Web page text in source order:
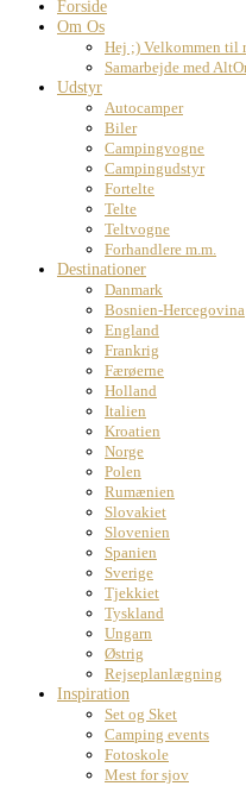
Forside
Om Os
Hej ;) Velkommen til
Samarbejde med
Udstyr
Autocamper
Biler
Campingvogne
Campingudstyr
Fortelte
Telte
Teltvogne
Forhandlere m.m.
Destinationer
Danmark
Bosnien-Hercegovina
England
Frankrig
Færøerne
Holland
Italien
Kroatien
Norge
Polen
Rumænien
Slovakiet
Slovenien
Spanien
Sverige
Tjekkiet
Tyskland
Ungarn
Østrig
Rejseplanlægning
Inspiration
Set og Sket
Camping events
Fotoskole
Mest for sjov